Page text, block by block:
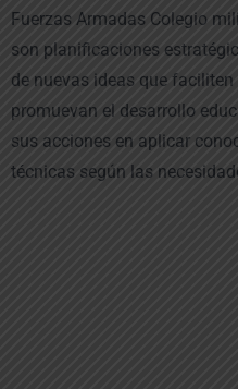
Fuerzas Armadas Colegio
son planificaciones
de nuevas ideas que
promuevan el desarrollo
sus acciones en aplicar
técnicas según las